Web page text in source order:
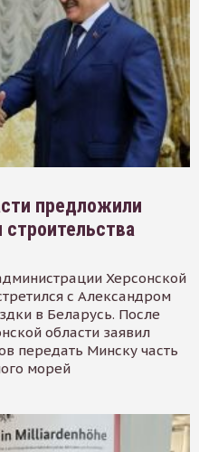
предложили
Херсонской
с Александром
в Беларусь. После
области заявил
передать Минску часть
морей